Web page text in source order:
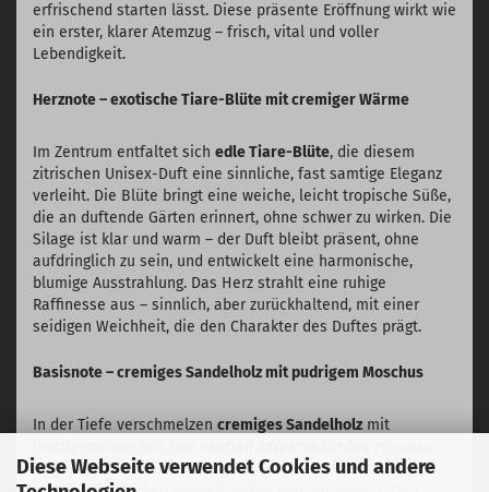
Diese Webseite verwendet Cookies und andere
erfrischend starten lässt. Diese präsente Eröffnung wirkt wie
ein erster, klarer Atemzug – frisch, vital und voller
Lebendigkeit.
Herznote – exotische Tiare-Blüte mit cremiger Wärme
Im Zentrum entfaltet sich edle Tiare-Blüte, die diesem
zitrischen Unisex-Duft eine sinnliche, fast samtige Eleganz
verleiht. Die Blüte bringt eine weiche, leicht tropische Süße,
die an duftende Gärten erinnert, ohne schwer zu wirken. Die
Silage ist klar und warm – der Duft bleibt präsent, ohne
aufdringlich zu sein, und entwickelt eine harmonische,
blumige Ausstrahlung. Das Herz strahlt eine ruhige
Raffinesse aus – sinnlich, aber zurückhaltend, mit einer
seidigen Weichheit, die den Charakter des Duftes prägt.
Basisnote – cremiges Sandelholz mit pudrigem Moschus
In der Tiefe verschmelzen cremiges Sandelholzmit
lang anhaltenden, umhüllenden Schleier. Die Basis wirkt